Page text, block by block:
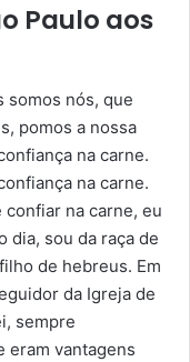
Paulo aos
somos nós, que
pomos a nossa
na carne.
na carne.
na carne, eu
dia, sou da raça de
de hebreus. Em
da Igreja de
sempre
eram vantagens